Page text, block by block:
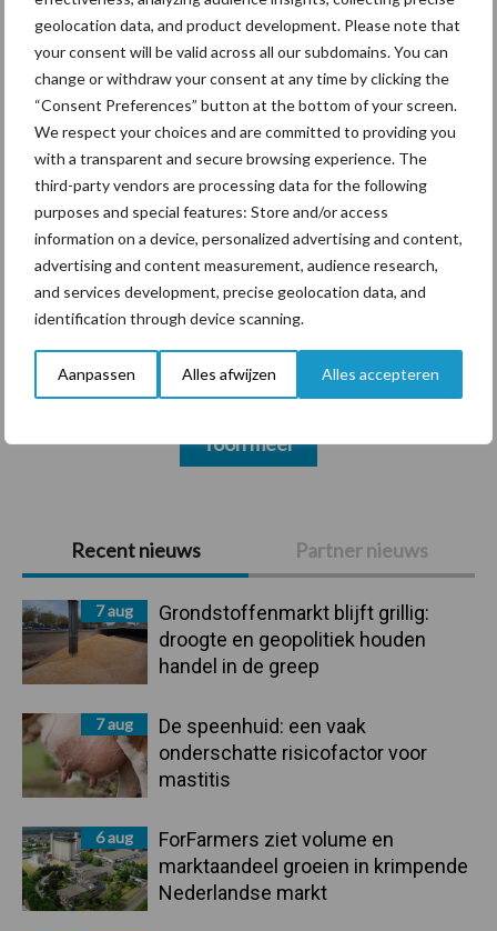
geolocation data, and product development. Please note that
your consent will be valid across all our subdomains. You can
change or withdraw your consent at any time by clicking the
“Consent Preferences” button at the bottom of your screen.
We respect your choices and are committed to providing you
with a transparent and secure browsing experience. The
third-party vendors are processing data for the following
purposes and special features: Store and/or access
information on a device, personalized advertising and content,
advertising and content measurement, audience research,
and services development, precise geolocation data, and
identification through device scanning.
Aanpassen Alles afwijzen Alles accepteren
Primaire
Sidebar
Recent nieuws Partner nieuws
7 aug
Grondstoffenmarkt blijft grillig:
droogte en geopolitiek houden
handel in de greep
7 aug
De speenhuid: een vaak
onderschatte risicofactor voor
mastitis
6 aug
ForFarmers ziet volume en
marktaandeel groeien in krimpende
Nederlandse markt
markt
Themapagina's
Diergezondheid Bemesting Fokkerij
Beregening Bijproducten
Toon meer